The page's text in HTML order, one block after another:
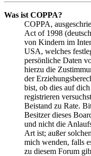
Was ist COPPA?
COPPA,
Act of 1998
von Kindern im
USA, welches
persönliche Daten
hierzu die
der
bist, ob dies auf
registrieren
Beistand zu Rate.
Besitzer dieses
und nicht die
Art ist; außer
mich wenden, falls
zu diesem Forum